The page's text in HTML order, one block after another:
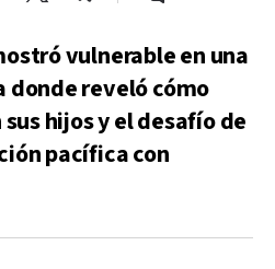
vulnerable en una
reveló cómo
hijos y el desafío de
pacífica con